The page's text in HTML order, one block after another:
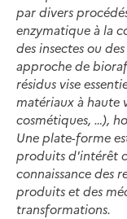
par divers
enzymatique à la
des insectes ou
approche de
résidus vise
matériaux à haute
cosmétiques, …),
Une plate-forme
produits d'intérêt
connaissance des
produits et des
transformations.